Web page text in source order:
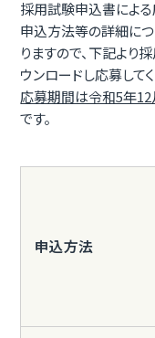
採用試験申込書による
申込方法等の詳細に
りますので、下記よ
ウンロードし応募してく
応募期間は令和5年
です。
申込方法